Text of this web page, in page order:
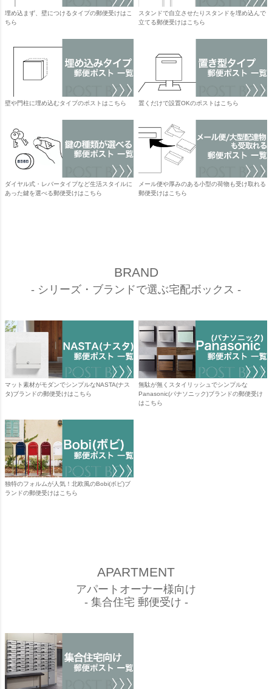
埋め込まず、壁につけるタイプの郵便受けはこ
ちら
スタンドで自立させたりスタンドを埋め込んで
立てる郵便受けはこちら
壁や門柱に埋め込むタイプのポストはこちら 置くだけで設置OKのポストはこちら
ダイヤル式・レバータイプなど生活スタイルに
あった鍵を選べる郵便受けはこちら
メール便や厚みのある小型の荷物も受け取れる
郵便受けはこちら
BRAND
- シリーズ・ブランドで選ぶ宅配ボックス -
マット素材がモダンでシンプルなNASTA(ナス
タ)ブランドの郵便受けはこちら
無駄が無くスタイリッシュでシンプルな
Panasonic(パナソニック)ブランドの郵便受け
はこちら
独特のフォルムが人気！北欧風のBobi(ボビ)ブ
ランドの郵便受けはこちら
APARTMENT
アパートオーナー様向け
- 集合住宅 郵便受け -